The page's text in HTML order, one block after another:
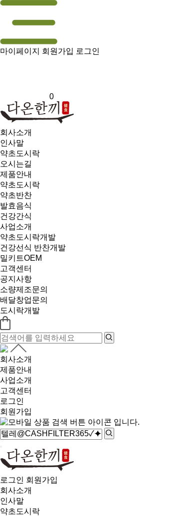
마이페이지 회원가입 로그인
0
회사소개
인사말
약초도시락
오시는길
제품안내
약초도시락
약초반찬
발효음식
건강간식
사업소개
약초도시락개발
건강선식 반찬개발
밀키트OEM
고객센터
공지사항
소량제조문의
배달창업문의
도시락개발
회사소개
제품안내
사업소개
고객센터
로그인
회원가입
로그인 회원가입
회사소개
인사말
약초도시락